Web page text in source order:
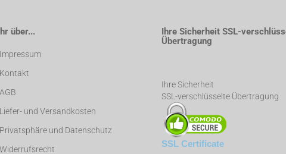
über...
Impressum
Kontakt
AGB
Liefer- und Versandkosten
Privatsphäre und Datenschutz
Widerrufsrecht
Ihre Sicherheit SSL-
Übertragung
Ihre Sicherheit
SSL-verschlüsselte Übertragung
SSL Certificate